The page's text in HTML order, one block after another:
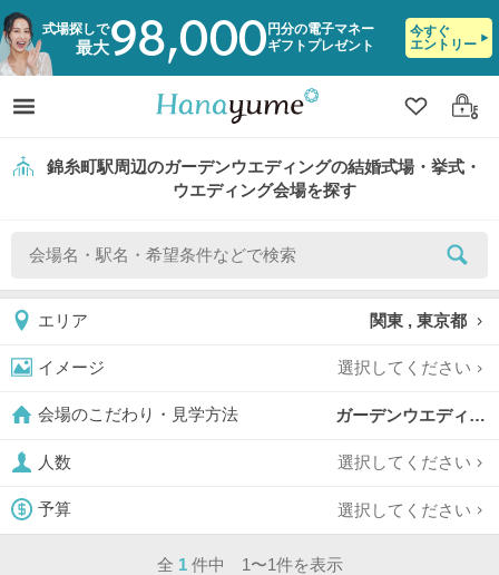
式場探しで
最大98,000 円分の電子マネー
ギフトプレゼント
今すぐ
エントリー
クリップ
ログ
錦糸町駅周辺のガーデンウエディングの結婚式場・挙式・
ウエディング会場を探す
エリア 関東 , 東京都
イメージ 選択してください
会場のこだわり・見学方法 ガーデンウエディング,
人数 選択してください
予算 選択してください
全 1 件中 1〜1件を表示